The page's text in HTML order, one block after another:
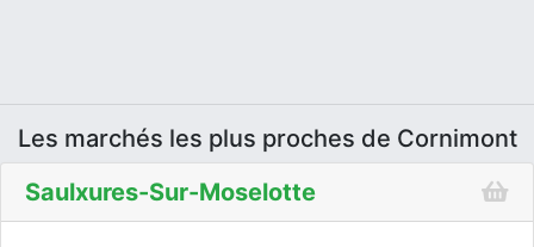
Les marchés les plus proches de Cornimont
Saulxures-Sur-Moselotte